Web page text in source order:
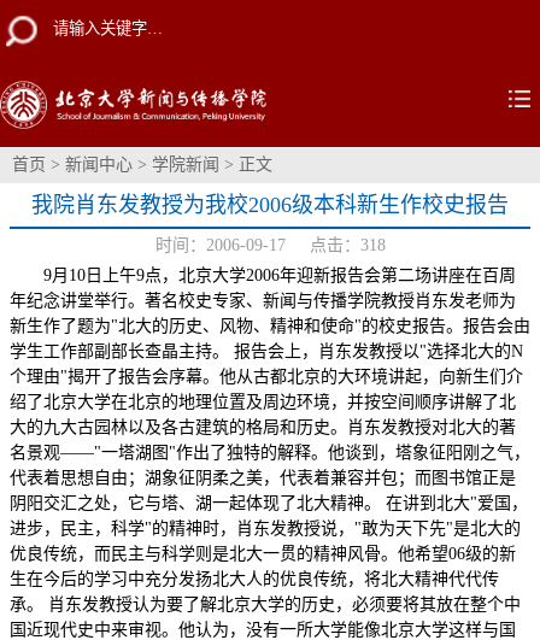
首页 > 新闻中心 > 学院新闻 > 正文
我院肖东发教授为我校2006级本科新生作校史报告
时间：2006-09-17 点击： 318
9月10日上午9点，北京大学2006年迎新报告会第二场讲座在百周
年纪念讲堂举行。著名校史专家、新闻与传播学院教授肖东发老师为
新生作了题为"北大的历史、风物、精神和使命"的校史报告。报告会由
学生工作部副部长查晶主持。 报告会上，肖东发教授以"选择北大的N
个理由"揭开了报告会序幕。他从古都北京的大环境讲起，向新生们介
绍了北京大学在北京的地理位置及周边环境，并按空间顺序讲解了北
大的九大古园林以及各古建筑的格局和历史。肖东发教授对北大的著
名景观——"一塔湖图"作出了独特的解释。他谈到，塔象征阳刚之气，
代表着思想自由；湖象征阴柔之美，代表着兼容并包；而图书馆正是
阴阳交汇之处，它与塔、湖一起体现了北大精神。 在讲到北大"爱国，
进步，民主，科学"的精神时，肖东发教授说，"敢为天下先"是北大的
优良传统，而民主与科学则是北大一贯的精神风骨。他希望06级的新
生在今后的学习中充分发扬北大人的优良传统，将北大精神代代传
承。 肖东发教授认为要了解北京大学的历史，必须要将其放在整个中
国近现代史中来审视。他认为，没有一所大学能像北京大学这样与国